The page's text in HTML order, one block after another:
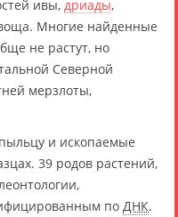
ивы, дриады,
Многие найденные
не растут, но
Северной
мерзлоты,
и ископаемые
39 родов растений,
по ДНК.